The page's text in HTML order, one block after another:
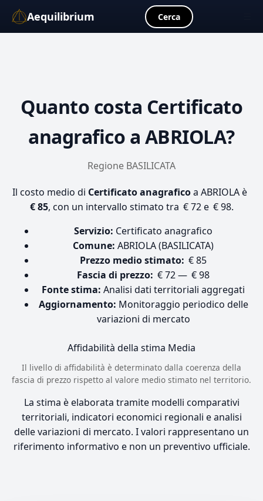
Aequilibrium Cerca
Quanto costa Certificato
anagrafico a ABRIOLA?
Regione BASILICATA
Il costo medio di Certificato anagraficoa ABRIOLA è
€ 85, con un intervallo stimato tra € 72 e € 98.
Servizio: Certificato anagrafico
Comune: ABRIOLA (BASILICATA)
Prezzo medio stimato: € 85
Fascia di prezzo: € 72 — € 98
Fonte stima: Analisi dati territoriali aggregati
Aggiornamento: Monitoraggio periodico delle
variazioni di mercato
Affidabilità della stima Media
Il livello di affidabilità è determinato dalla coerenza della
fascia di prezzo rispetto al valore medio stimato nel territorio.
La stima è elaborata tramite modelli comparativi
territoriali, indicatori economici regionali e analisi
delle variazioni di mercato. I valori rappresentano un
riferimento informativo e non un preventivo ufficiale.